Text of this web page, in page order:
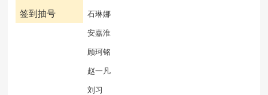
签到抽号 石琳娜
安嘉淮
顾珂铭
赵一凡
刘习